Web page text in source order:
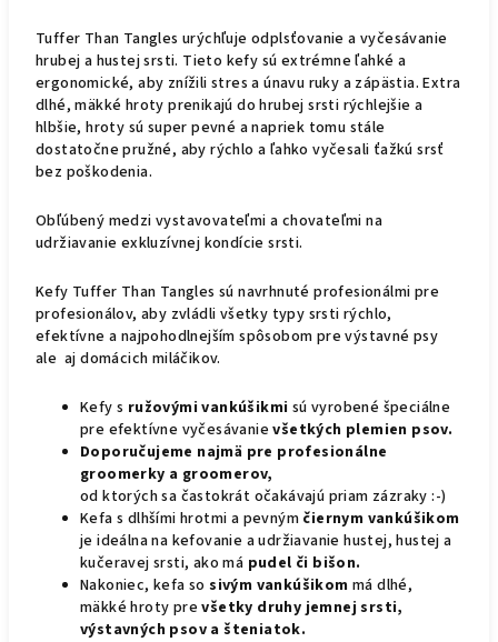
Tuffer Than Tangles urýchľuje odplsťovanie a vyčesávanie
hrubej a hustej srsti. Tieto kefy sú extrémne ľahké a
ergonomické, aby znížili stres a únavu ruky a zápästia. Extra
dlhé, mäkké hroty prenikajú do hrubej srsti rýchlejšie a
hlbšie, hroty sú super pevné a napriek tomu stále
dostatočne pružné, aby rýchlo a ľahko vyčesali ťažkú ​​srsť
bez poškodenia.
Obľúbený medzi vystavovateľmi a chovateľmi na
udržiavanie exkluzívnej kondície srsti.
Kefy Tuffer Than Tangles sú navrhnuté profesionálmi pre
profesionálov, aby zvládli všetky typy srsti rýchlo,
efektívne a najpohodlnejším spôsobom pre výstavné psy
ale aj domácich miláčikov.
Kefy s ružovými vankúšikmi sú vyrobené špeciálne
pre efektívne vyčesávanievšetkých plemien psov.
Doporučujeme najmä pre profesionálne
groomerky a groomerov,
od ktorých sa častokrát očakávajú priam zázraky :-)
Kefa s dlhšími hrotmi a pevným čiernym vankúšikom
je ideálna na kefovanie a udržiavanie hustej, hustej a
kučeravej srsti, ako má pudel či bišon.
Nakoniec, kefa sosivým vankúšikom má dlhé,
mäkké hroty prevšetky druhy jemnej srsti,
výstavných psov a šteniatok.